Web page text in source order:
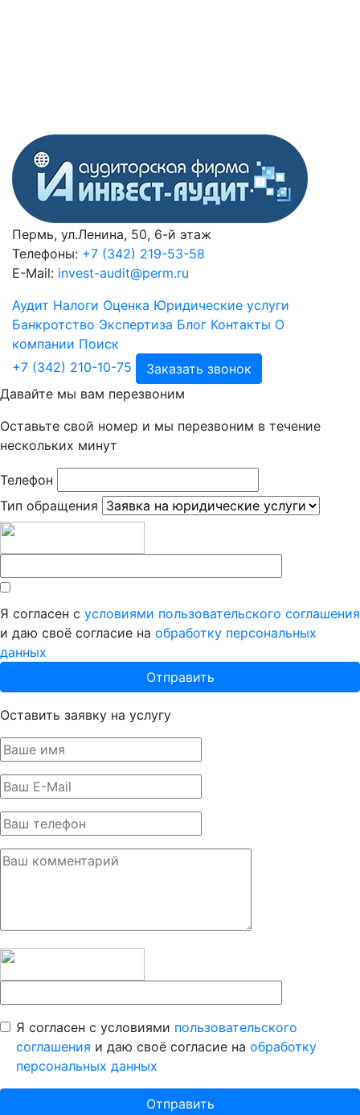
Пермь, ул.Ленина, 50, 6-й этаж
Телефоны: +7 (342) 219-53-58
E-Mail: invest-audit@perm.ru
Аудит Налоги Оценка Юридические услуги
Банкротство Экспертиза Блог Контакты О
компании Поиск
+7 (342) 210-10-75
Заказать звонок
Давайте мы вам перезвоним
Оставьте свой номер и мы перезвоним в течение
нескольких минут
Телефон
Тип обращения
Я согласен с условиями пользовательского соглашения
и даю своё согласие на обработку персональных
данных
Оставить заявку на услугу
Я согласен с условиями пользовательского
соглашения и даю своё согласие на обработку
персональных данных